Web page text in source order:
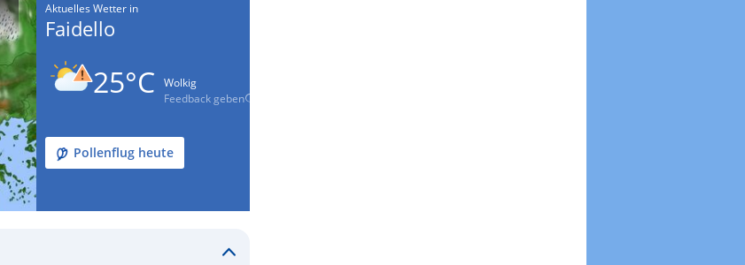
Aktuelles Wetter in
Faidello
25°C
Wolkig
Feedback geben
Pollenflug heute